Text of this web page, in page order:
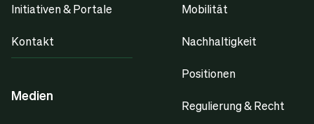
Initiativen & Portale
Kontakt
Medien
Mobilität
Nachhaltigkeit
Positionen
Regulierung & Recht